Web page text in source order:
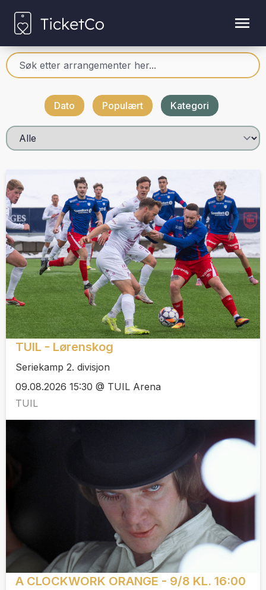
Dato Populært Kategori
TUIL - Lørenskog
Seriekamp 2. divisjon
09.08.2026 15:30 @ TUIL Arena
TUIL
A CLOCKWORK ORANGE - 9/8 KL. 16:00